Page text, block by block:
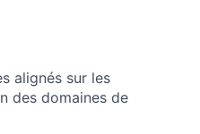
alignés sur les
des domaines de